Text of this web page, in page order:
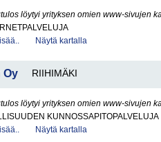
löytyi yrityksen omien www-sivujen
Näytä kartalla
Oy RIIHIMÄKI
löytyi yrityksen omien www-sivujen
KUNNOSSAPITOPALVELUJA
Näytä kartalla